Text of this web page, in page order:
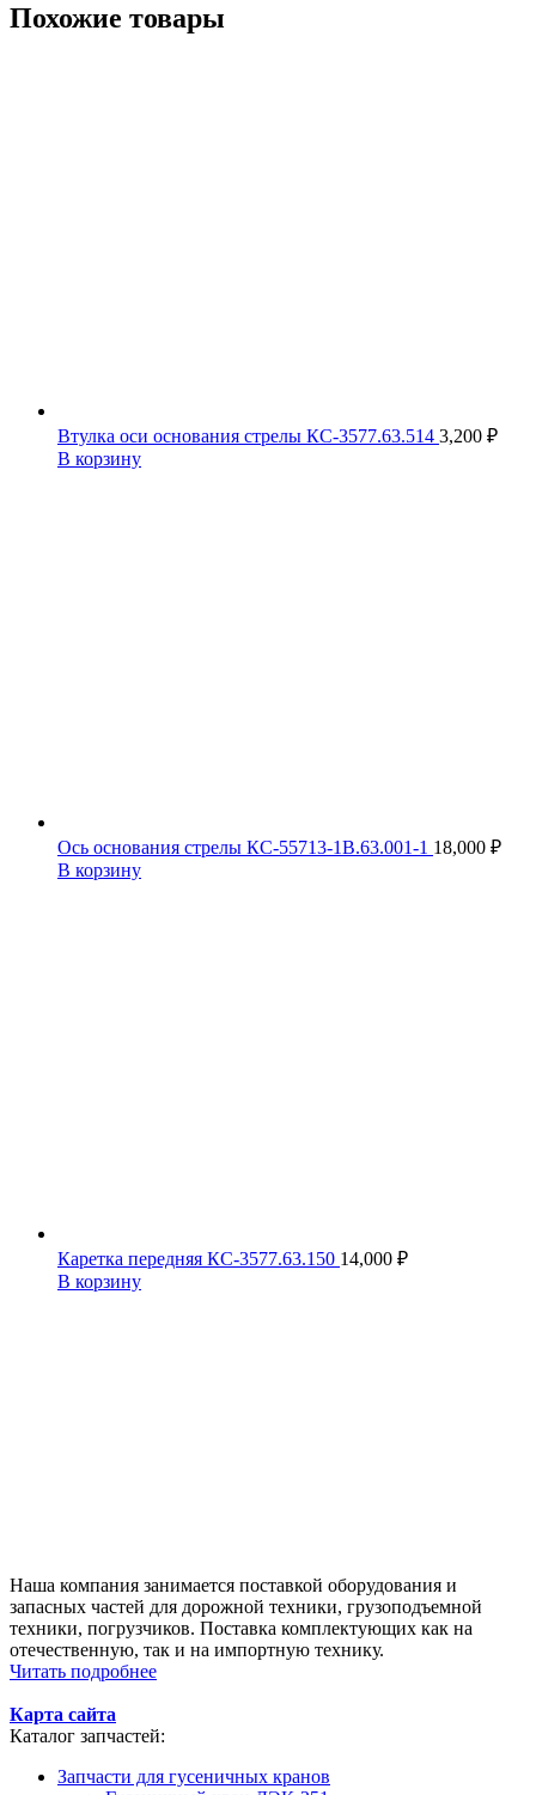
Похожие товары
Втулка оси основания стрелы КС-3577.63.514 3,200 ₽
В корзину
Ось основания стрелы КС-55713-1В.63.001-1 18,000 ₽
В корзину
Каретка передняя КС-3577.63.150 14,000 ₽
В корзину
Наша компания занимается поставкой оборудования и
запасных частей для дорожной техники, грузоподъемной
техники, погрузчиков. Поставка комплектующих как на
отечественную, так и на импортную технику.
Читать подробнее
Карта сайта
Каталог запчастей:
Запчасти для гусеничных кранов